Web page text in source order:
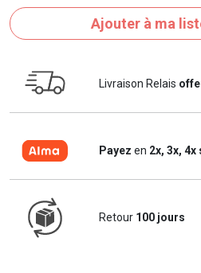
Ajouter à ma
Livraison Relais
Payez en 2x, 3x,
Retour 100 jours